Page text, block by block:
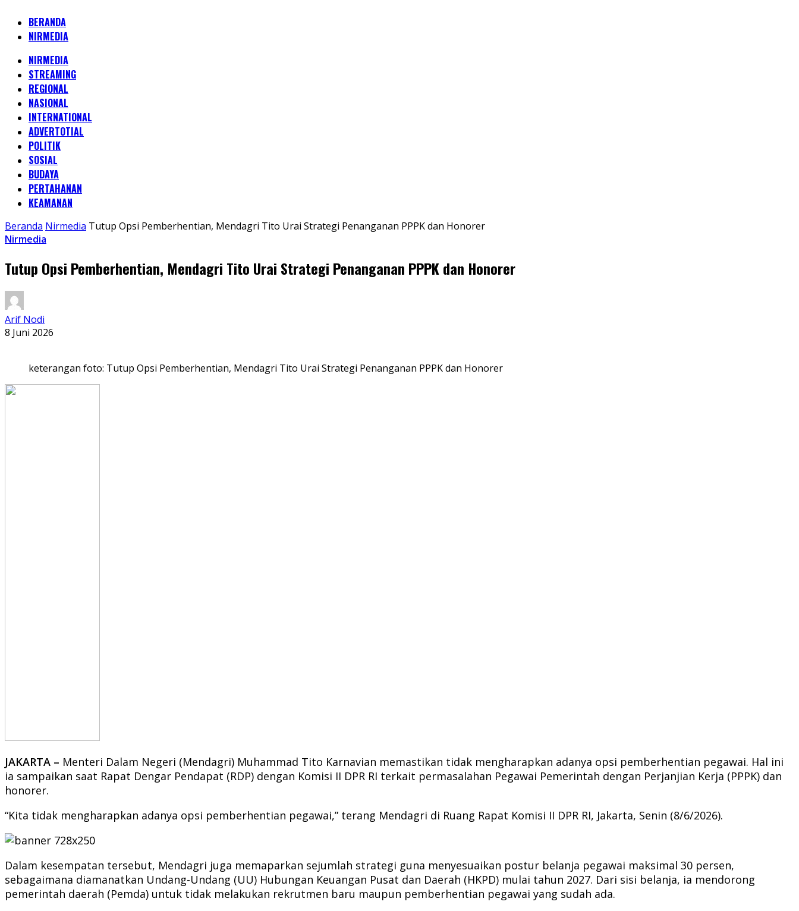
BERANDA
NIRMEDIA
NIRMEDIA
STREAMING
REGIONAL
NASIONAL
INTERNATIONAL
ADVERTOTIAL
POLITIK
SOSIAL
BUDAYA
PERTAHANAN
KEAMANAN
Beranda Nirmedia Tutup Opsi Pemberhentian, Mendagri Tito Urai Strategi Penanganan PPPK dan Honorer
Nirmedia
Tutup Opsi Pemberhentian, Mendagri Tito Urai Strategi Penanganan PPPK dan Honorer
Arif Nodi
8 Juni 2026
keterangan foto: Tutup Opsi Pemberhentian, Mendagri Tito Urai Strategi Penanganan PPPK dan Honorer
JAKARTA – Menteri Dalam Negeri (Mendagri) Muhammad Tito Karnavian memastikan tidak mengharapkan adanya opsi pemberhentian pegawai. Hal ini
ia sampaikan saat Rapat Dengar Pendapat (RDP) dengan Komisi II DPR RI terkait permasalahan Pegawai Pemerintah dengan Perjanjian Kerja (PPPK) dan
honorer.
“Kita tidak mengharapkan adanya opsi pemberhentian pegawai,” terang Mendagri di Ruang Rapat Komisi II DPR RI, Jakarta, Senin (8/6/2026).
Dalam kesempatan tersebut, Mendagri juga memaparkan sejumlah strategi guna menyesuaikan postur belanja pegawai maksimal 30 persen,
sebagaimana diamanatkan Undang-Undang (UU) Hubungan Keuangan Pusat dan Daerah (HKPD) mulai tahun 2027. Dari sisi belanja, ia mendorong
pemerintah daerah (Pemda) untuk tidak melakukan rekrutmen baru maupun pemberhentian pegawai yang sudah ada.